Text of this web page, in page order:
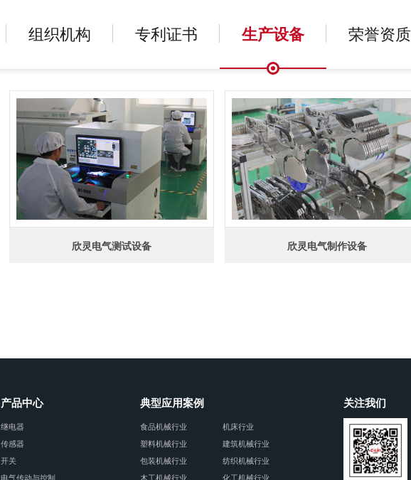
组织机构 专利证书 生产设备 荣誉资质
欣灵电气测试设备 欣灵电气制作设备
产品中心
继电器
传感器
开关
电气传动与控制
典型应用案例
食品机械行业
机床行业
塑料机械行业
建筑机械行业
包装机械行业
纺织机械行业
木工机械行业
化工机械行业
关注我们